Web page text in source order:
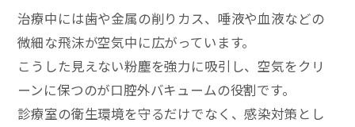
治療中には歯や金属の削りカス、唾液や血液などの
微細な飛沫が空気中に広がっています。
こうした見えない粉塵を強力に吸引し、空気をクリ
ーンに保つのが口腔外バキュームの役割です。
診療室の衛生環境を守るだけでなく、感染対策とし